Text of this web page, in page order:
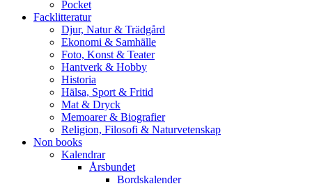
Pocket
Facklitteratur
Djur, Natur & Trädgård
Ekonomi & Samhälle
Foto, Konst & Teater
Hantverk & Hobby
Historia
Hälsa, Sport & Fritid
Mat & Dryck
Memoarer & Biografier
Religion, Filosofi & Naturvetenskap
Non books
Kalendrar
Årsbundet
Bordskalender